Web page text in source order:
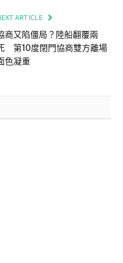
ARTICLE
商又陷僵局？陸船翻覆兩
第10度閉門協商雙方離場
色凝重